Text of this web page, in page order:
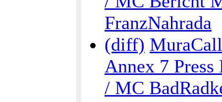
FranzNahrada
(diff)
Annex 7 Press
/ MC